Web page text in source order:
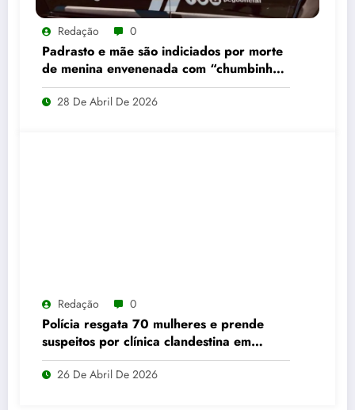
Redação 0
Padrasto e mãe são indiciados por morte
de menina envenenada com “chumbinho”
em Alto Horizonte
28 De Abril De 2026
Redação 0
Polícia resgata 70 mulheres e prende
suspeitos por clínica clandestina em
Abadia de Goiás
26 De Abril De 2026